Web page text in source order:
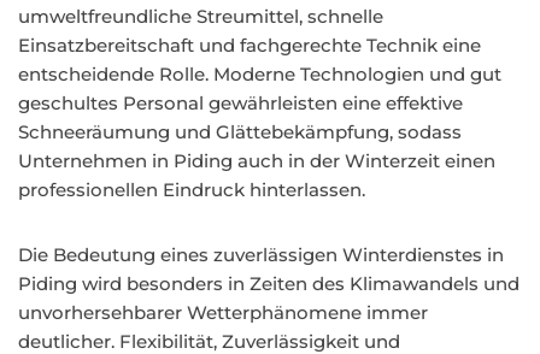
umweltfreundliche Streumittel, schnelle
Einsatzbereitschaft und fachgerechte Technik eine
entscheidende Rolle. Moderne Technologien und gut
geschultes Personal gewährleisten eine effektive
Schneeräumung und Glättebekämpfung, sodass
Unternehmen in Piding auch in der Winterzeit einen
professionellen Eindruck hinterlassen.
Die Bedeutung eines zuverlässigen Winterdienstes in
Piding wird besonders in Zeiten des Klimawandels und
unvorhersehbarer Wetterphänomene immer
deutlicher. Flexibilität, Zuverlässigkeit und